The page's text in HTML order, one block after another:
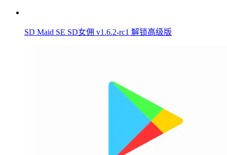
SD Maid SE SD女佣 v1.6.2-rc1 解锁高级版